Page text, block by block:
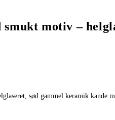
motiv –
sød gammel keramik